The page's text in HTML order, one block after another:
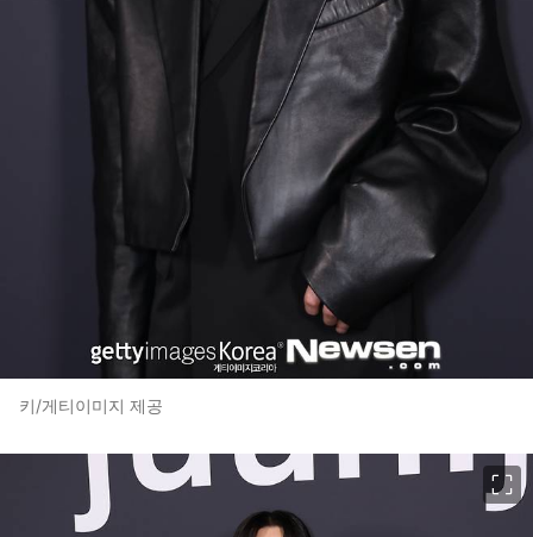
키/게티이미지 제공